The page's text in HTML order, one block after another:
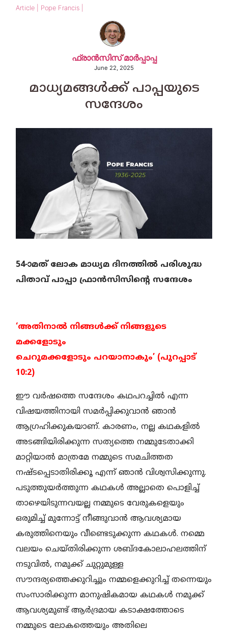
Article | Pope Francis |
ഫ്രാന്‍സിസ് മാര്‍പ്പാപ്പ
June 22, 2025
മാധ്യമങ്ങള്‍ക്ക് പാപ്പയുടെ
സന്ദേശം
54-ാമത് ലോക മാധ്യമ ദിനത്തില്‍ പരിശുദ്ധ
പിതാവ് പാപ്പാ ഫ്രാന്‍സിസിന്റെ സന്ദേശം
‘അതിനാല്‍ നിങ്ങള്‍ക്ക് നിങ്ങളുടെ
മക്കളോടും
ചെറുമക്കളോടും പറയാനാകും’ (പുറപ്പാട്
10:2)
ഈ വര്‍ഷത്തെ സന്ദേശം കഥപറച്ചില്‍ എന്ന
വിഷയത്തിനായി സമര്‍പ്പിക്കുവാന്‍ ഞാന്‍
ആഗ്രഹിക്കുകയാണ്. കാരണം, നല്ല കഥകളില്‍
അടങ്ങിയിരിക്കുന്ന സത്യത്തെ നമ്മുടേതാക്കി
മാറ്റിയാല്‍ മാത്രമേ നമ്മുടെ സമചിത്തത
നഷ്ടപ്പെടാതിരിക്കൂ എന്ന് ഞാന്‍ വിശ്വസിക്കുന്നു.
പടുത്തുയര്‍ത്തുന്ന കഥകള്‍ അല്ലാതെ പൊളിച്ച്
താഴെയിടുന്നവയല്ല നമ്മുടെ വേരുകളെയും
ഒരുമിച്ച് മുന്നോട്ട് നീങ്ങുവാന്‍ ആവശ്യമായ
കരുത്തിനെയും വീണ്ടെടുക്കുന്ന കഥകള്‍. നമ്മെ
വലയം ചെയ്തിരിക്കുന്ന ശബ്ദകോലാഹലത്തിന്
നടുവില്‍, നമുക്ക് ചുറ്റുമുള്ള
സൗന്ദര്യത്തെക്കുറിച്ചും നമ്മളെക്കുറിച്ച് തന്നെയും
സംസാരിക്കുന്ന മാനുഷികമായ കഥകള്‍ നമുക്ക്
ആവശ്യമുണ്ട് ആര്‍ദ്രമായ കടാക്ഷത്തോടെ
നമ്മുടെ ലോകത്തെയും അതിലെ